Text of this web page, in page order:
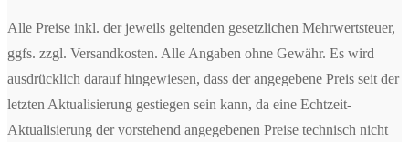
Alle Preise inkl. der jeweils geltenden gesetzlichen Mehrwertsteuer,
ggfs. zzgl. Versandkosten. Alle Angaben ohne Gewähr. Es wird
ausdrücklich darauf hingewiesen, dass der angegebene Preis seit der
letzten Aktualisierung gestiegen sein kann, da eine Echtzeit-
Aktualisierung der vorstehend angegebenen Preise technisch nicht